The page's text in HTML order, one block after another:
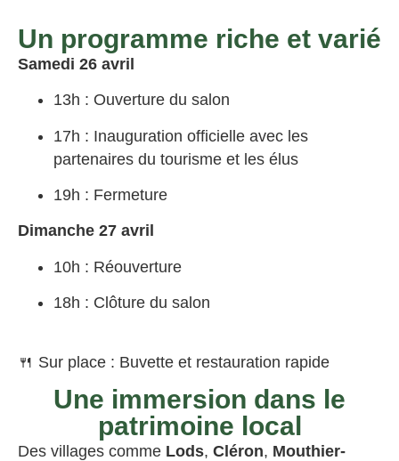
Un programme riche et varié
Samedi 26 avril
13h : Ouverture du salon
17h : Inauguration officielle avec les
partenaires du tourisme et les élus
19h : Fermeture
Dimanche 27 avril
10h : Réouverture
18h : Clôture du salon
🍴 Sur place : Buvette et restauration rapide
Une immersion dans le
patrimoine local
Des villages comme Lods, Cléron, Mouthier-